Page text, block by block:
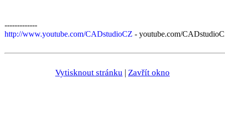
-------------
http://www.youtube.com/CADstudioCZ - youtube.com/
Vytisknout stránku | Zavřít okno